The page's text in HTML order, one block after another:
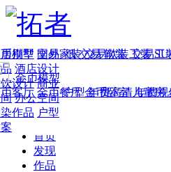
首页
发现
年费 作品 图纸 交易 软装 工装
年费版块
费图纸 年费户型 年费高清 年费视
作品
别墅 国外
酒店设计
设计 商业
办公空间
作品 户型
模型 交易家装 交易软装 交易工
金币模型
客厅 金币餐厅 金币卧室 儿童房